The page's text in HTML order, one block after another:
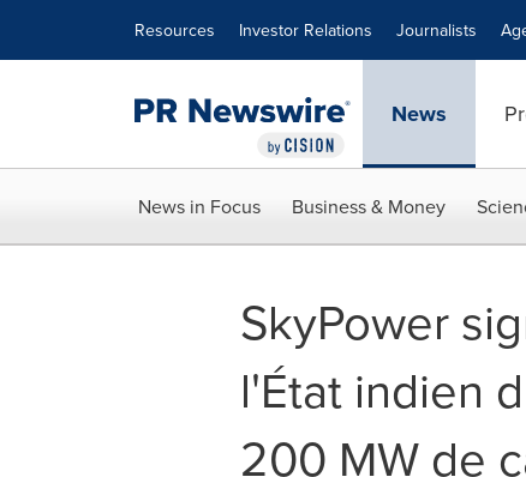
Resources Investor Relations Journalists
News
News in Focus Business & Money
SkyPower
l'État indien
200 MW de